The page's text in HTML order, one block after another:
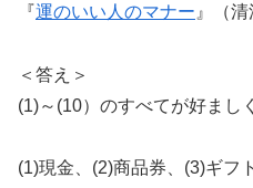
『運のいい人のマナー 』（清
＜答え＞
(1)～(10）のすべてが好まし
(1)現金、(2)商品券、(3)ギフ